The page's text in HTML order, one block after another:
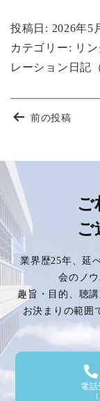
投稿日: 2026年5
カテゴリー: リ
レーション日記
投
ナ
ビ
ゲ
ー
シ
ョ
ン
前の投稿
ご
ご
業界歴25年、延
会のノ
趣旨・目的、聴
お決まりの範囲
電